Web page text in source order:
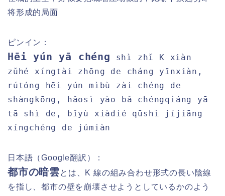
将形成的局面
ピンイン：
Hēi yún yā chéng shì zhǐ K xiàn
zǔhé xíngtài zhōng de cháng yīnxiàn,
rútóng hēi yún mìbù zài chéng de
shàngkōng, hǎosì yào bǎ chéngqiáng yā
tā shì de, bǐyù xiàdié qūshì jíjiāng
xíngchéng de júmiàn
日本語（Google翻訳）：
都市の暗雲とは、K 線の組み合わせ形式の長い陰線
を指し、都市の壁を崩壊させようとしているかのよう